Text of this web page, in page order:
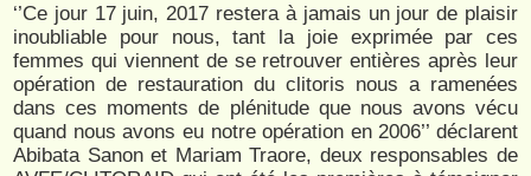
‘’Ce jour 17 juin, 2017 restera à jamais un jour de plaisir
inoubliable pour nous, tant la joie exprimée par ces
femmes qui viennent de se retrouver entières après leur
opération de restauration du clitoris nous a ramenées
dans ces moments de plénitude que nous avons vécu
quand nous avons eu notre opération en 2006’’ déclarent
Abibata Sanon et Mariam Traore, deux responsables de